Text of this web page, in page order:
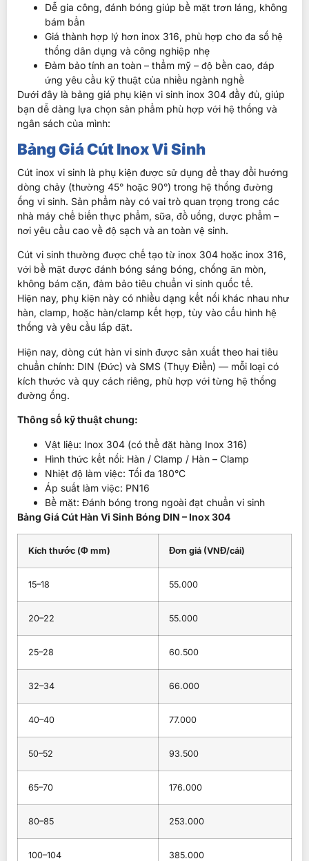
Dễ gia công, đánh bóng giúp bề mặt trơn láng, không
bám bẩn
Giá thành hợp lý hơn inox 316, phù hợp cho đa số hệ
thống dân dụng và công nghiệp nhẹ
Đảm bảo tính an toàn – thẩm mỹ – độ bền cao, đáp
ứng yêu cầu kỹ thuật của nhiều ngành nghề
Dưới đây là bảng giá phụ kiện vi sinh inox 304 đầy đủ, giúp
bạn dễ dàng lựa chọn sản phẩm phù hợp với hệ thống và
ngân sách của mình:
Bảng Giá Cút Inox Vi Sinh
Cút inox vi sinh là phụ kiện được sử dụng để thay đổi hướng
dòng chảy (thường 45° hoặc 90°) trong hệ thống đường
ống vi sinh. Sản phẩm này có vai trò quan trọng trong các
nhà máy chế biến thực phẩm, sữa, đồ uống, dược phẩm –
nơi yêu cầu cao về độ sạch và an toàn vệ sinh.
Cút vi sinh thường được chế tạo từ inox 304 hoặc inox 316,
với bề mặt được đánh bóng sáng bóng, chống ăn mòn,
không bám cặn, đảm bảo tiêu chuẩn vi sinh quốc tế.
Hiện nay, phụ kiện này có nhiều dạng kết nối khác nhau như
hàn, clamp, hoặc hàn/clamp kết hợp, tùy vào cấu hình hệ
thống và yêu cầu lắp đặt.
Hiện nay, dòng cút hàn vi sinh được sản xuất theo hai tiêu
chuẩn chính: DIN (Đức) và SMS (Thụy Điển) — mỗi loại có
kích thước và quy cách riêng, phù hợp với từng hệ thống
đường ống.
Thông số kỹ thuật chung:
Vật liệu: Inox 304 (có thể đặt hàng Inox 316)
Hình thức kết nối: Hàn / Clamp / Hàn – Clamp
Nhiệt độ làm việc: Tối đa 180°C
Áp suất làm việc: PN16
Bề mặt: Đánh bóng trong ngoài đạt chuẩn vi sinh
Bảng Giá Cút Hàn Vi Sinh Bóng DIN – Inox 304
Kích thước (Φ mm) Đơn giá (VNĐ/cái)
15–18 55.000
20–22 55.000
25–28 60.500
32–34 66.000
40–40 77.000
50–52 93.500
65–70 176.000
80–85 253.000
100–104 385.000